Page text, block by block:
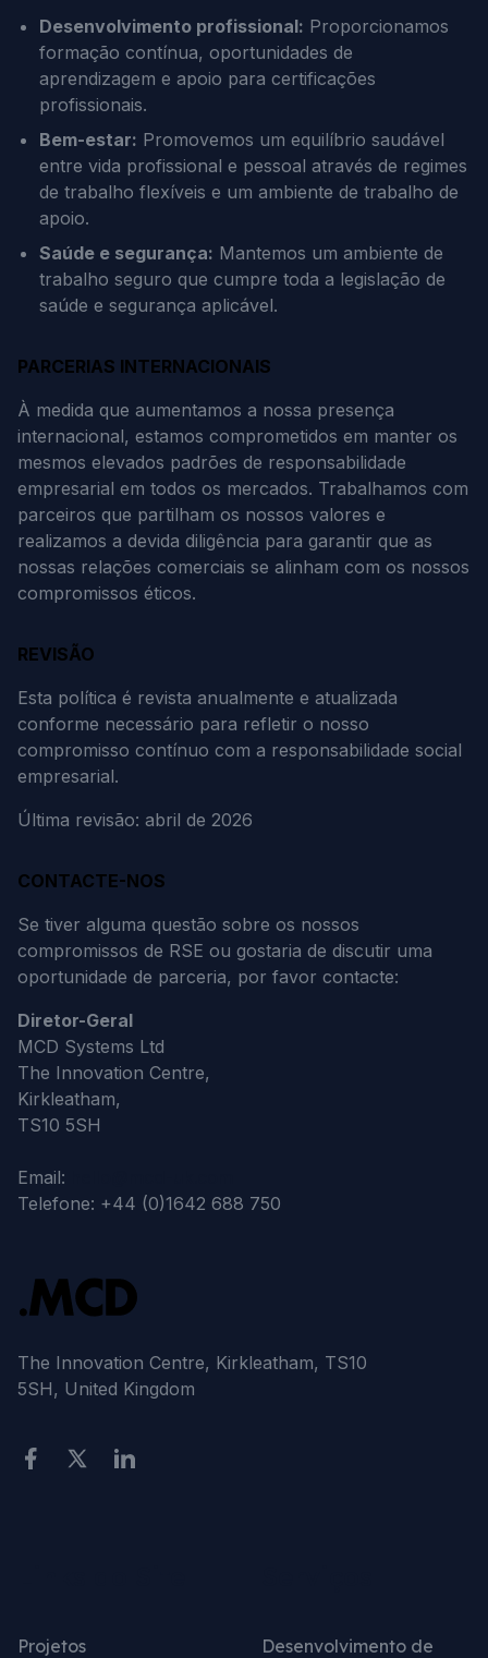
Desenvolvimento profissional: Proporcionamos
formação contínua, oportunidades de
aprendizagem e apoio para certificações
profissionais.
Bem-estar: Promovemos um equilíbrio saudável
entre vida profissional e pessoal através de regimes
de trabalho flexíveis e um ambiente de trabalho de
apoio.
Saúde e segurança: Mantemos um ambiente de
trabalho seguro que cumpre toda a legislação de
saúde e segurança aplicável.
PARCERIAS INTERNACIONAIS
À medida que aumentamos a nossa presença
internacional, estamos comprometidos em manter os
mesmos elevados padrões de responsabilidade
empresarial em todos os mercados. Trabalhamos com
parceiros que partilham os nossos valores e
realizamos a devida diligência para garantir que as
nossas relações comerciais se alinham com os nossos
compromissos éticos.
REVISÃO
Esta política é revista anualmente e atualizada
conforme necessário para refletir o nosso
compromisso contínuo com a responsabilidade social
empresarial.
Última revisão: abril de 2026
CONTACTE-NOS
Se tiver alguma questão sobre os nossos
compromissos de RSE ou gostaria de discutir uma
oportunidade de parceria, por favor contacte:
Diretor-Geral
MCD Systems Ltd
The Innovation Centre,
Kirkleatham,
TS10 5SH
Email:
Telefone: +44 (0)1642 688 750
The Innovation Centre, Kirkleatham, TS10
5SH, United Kingdom
Projetos
Desenvolvimento de